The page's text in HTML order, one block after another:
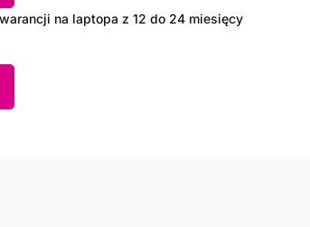
na laptopa z 12 do 24 miesięcy